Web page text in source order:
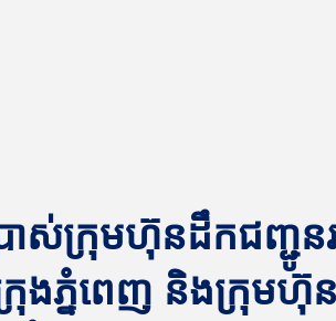
រាស់ក្រុមហ៊ុនដឹកជញ្ជូ
ងភ្នំពេញ និងក្រុមហ៊ុន